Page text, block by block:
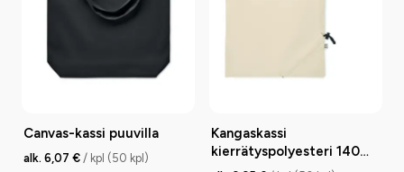
Canvas-kassi puuvilla
alk. 6,07 € / kpl (50 kpl)
Kangaskassi
kierrätyspolyesteri 140